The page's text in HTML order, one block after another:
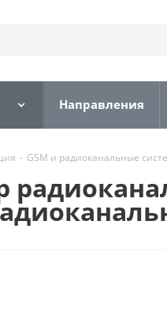
Направления
- GSM и радиоканальные